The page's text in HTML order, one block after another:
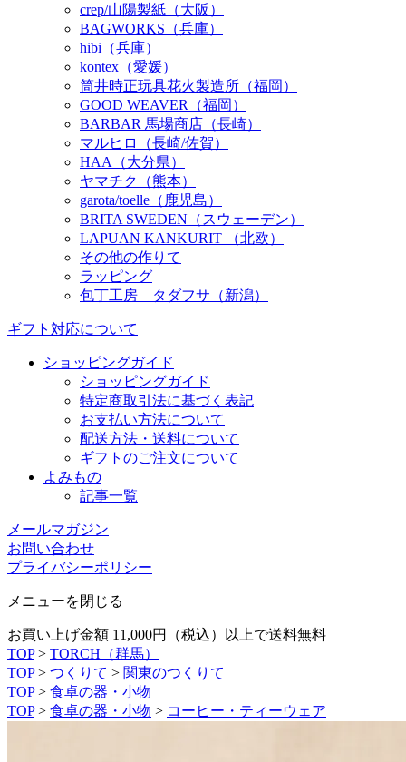
crep/山陽製紙（大阪）
BAGWORKS（兵庫）
hibi（兵庫）
kontex（愛媛）
筒井時正玩具花火製造所（福岡）
GOOD WEAVER（福岡）
BARBAR 馬場商店（長崎）
マルヒロ（長崎/佐賀）
HAA（大分県）
ヤマチク（熊本）
garota/toelle（鹿児島）
BRITA SWEDEN（スウェーデン）
LAPUAN KANKURIT （北欧）
その他の作りて
ラッピング
包丁工房 タダフサ（新潟）
ギフト対応について
ショッピングガイド
ショッピングガイド
特定商取引法に基づく表記
お支払い方法について
配送方法・送料について
ギフトのご注文について
よみもの
記事一覧
メールマガジン
お問い合わせ
プライバシーポリシー
メニューを閉じる
お買い上げ金額 11,000円（税込）以上で送料無料
TOP> TORCH（群馬）
TOP > つくりて > 関東のつくりて
TOP > 食卓の器・小物
TOP > 食卓の器・小物 > コーヒー・ティーウェア